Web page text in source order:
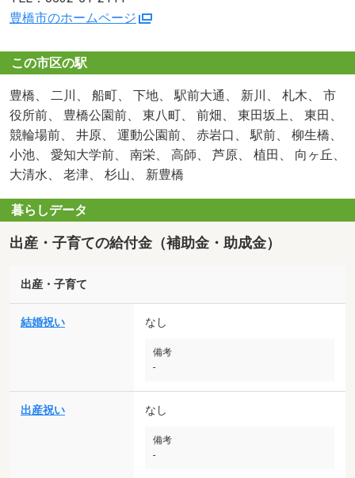
豊橋市のホームページ
この市区の駅
豊橋、 二川、 船町、 下地、 駅前大通、 新川、 札木、 市
役所前、 豊橋公園前、 東八町、 前畑、 東田坂上、 東田、
競輪場前、 井原、 運動公園前、 赤岩口、 駅前、 柳生橋、
小池、 愛知大学前、 南栄、 高師、 芦原、 植田、 向ヶ丘、
大清水、 老津、 杉山、 新豊橋
暮らしデータ
出産・子育ての給付金（補助金・助成金）
出産・子育て
結婚祝い なし
備考
-
出産祝い なし
備考
-